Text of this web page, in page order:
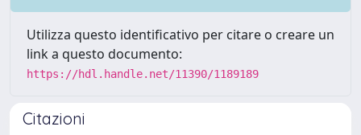
Utilizza questo identificativo per citare o creare un
link a questo documento:
https://hdl.handle.net/11390/1189189
Citazioni